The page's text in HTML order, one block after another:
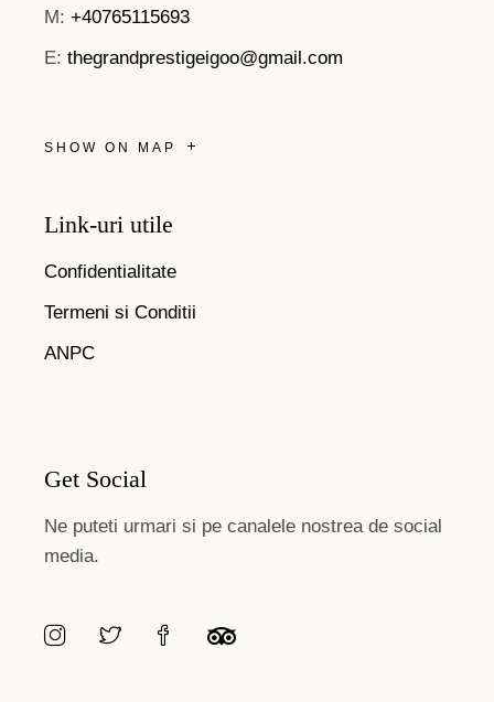
M:+40765115693
E:thegrandprestigeigoo@gmail.com
SHOW ON MAP
Link-uri utile
Confidentialitate
Termeni si Conditii
ANPC
Get Social
Ne puteti urmari si pe canalele nostrea de social
media.